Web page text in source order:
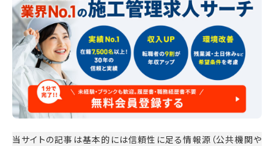
当サイトの記事は基本的には信頼性に足る情報源（公共機関や